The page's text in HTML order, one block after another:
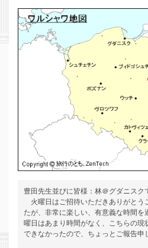
豊田先生並びに皆様：林＠グダニスク
火曜日はご招待いただきありがとう
たが、非常に楽しい、有意義な時間を
曜日はあまり時間がなく、こちらの現
できなかったので、ちょっとご報告申